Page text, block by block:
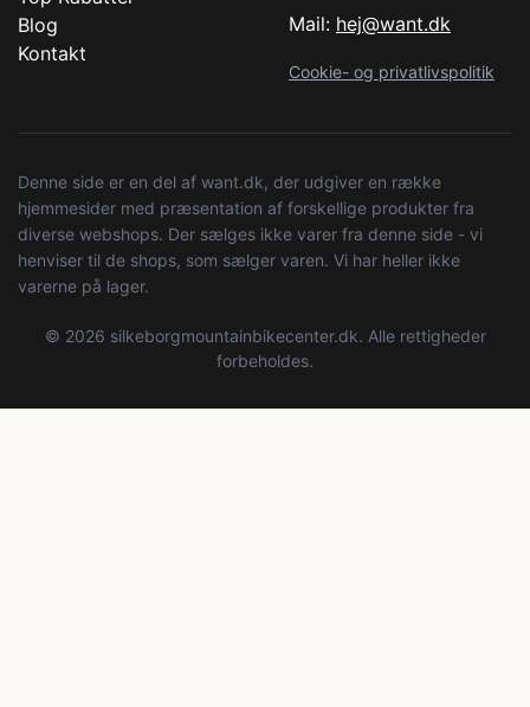
Blog
Kontakt
Mail: hej@want.dk
Cookie- og privatlivspolitik
Denne side er en del af want.dk, der udgiver en række
hjemmesider med præsentation af forskellige produkter fra
diverse webshops. Der sælges ikke varer fra denne side - vi
henviser til de shops, som sælger varen. Vi har heller ikke
varerne på lager.
© 2026 silkeborgmountainbikecenter.dk. Alle rettigheder
forbeholdes.